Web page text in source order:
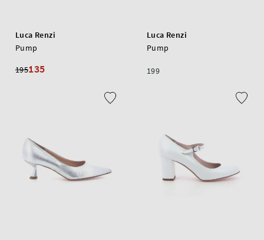
Luca Renzi
Pump
195135
Luca Renzi
Pump
199